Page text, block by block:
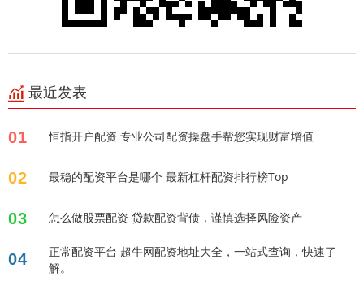
最近发表
01 恒指开户配资 专业公司配资操盘手帮您实现财富增值
02 最稳的配资平台是哪个 最新杠杆配资排行榜Top
03 怎么做股票配资 贷款配资背债，谨慎选择风险资产
04
正常配资平台 超牛网配资地址大全，一站式查询，快速了
解。